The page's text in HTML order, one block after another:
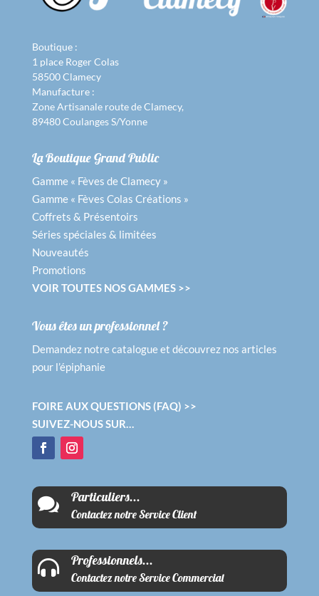
Boutique :
1 place Roger Colas
58500 Clamecy
Manufacture :
Zone Artisanale route de Clamecy,
89480 Coulanges S/Yonne
La Boutique Grand Public
Gamme « Fèves de Clamecy »
Gamme « Fèves Colas Créations »
Coffrets & Présentoirs
Séries spéciales & limitées
Nouveautés
Promotions
VOIR TOUTES NOS GAMMES >>
Vous êtes un professionnel ?
Demandez notre catalogue et découvrez nos articles
pour l’épiphanie
FOIRE AUX QUESTIONS (FAQ) >>
SUIVEZ-NOUS SUR…
 Particuliers...
Contactez notre Service Client
 Professionnels...
Contactez notre Service Commercial